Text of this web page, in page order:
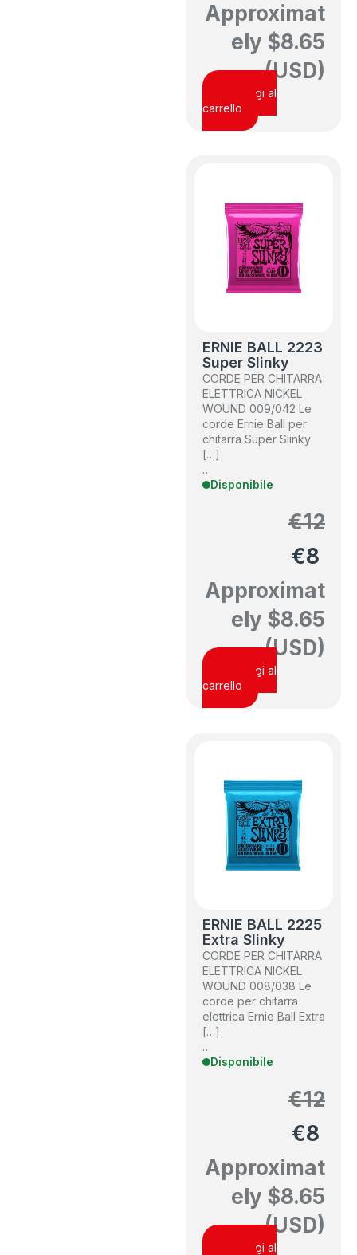
Approximat
ely $8.65
(USD)
Aggiungi al
carrello
ERNIE BALL 2223
Super Slinky
CORDE PER CHITARRA
ELETTRICA NICKEL
WOUND 009/042 Le
corde Ernie Ball per
chitarra Super Slinky
[…]
…
Disponibile
€12
€8
Approximat
ely $8.65
(USD)
Aggiungi al
carrello
ERNIE BALL 2225
Extra Slinky
CORDE PER CHITARRA
ELETTRICA NICKEL
WOUND 008/038 Le
corde per chitarra
elettrica Ernie Ball Extra
[…]
…
Disponibile
€12
€8
Approximat
ely $8.65
(USD)
Aggiungi al